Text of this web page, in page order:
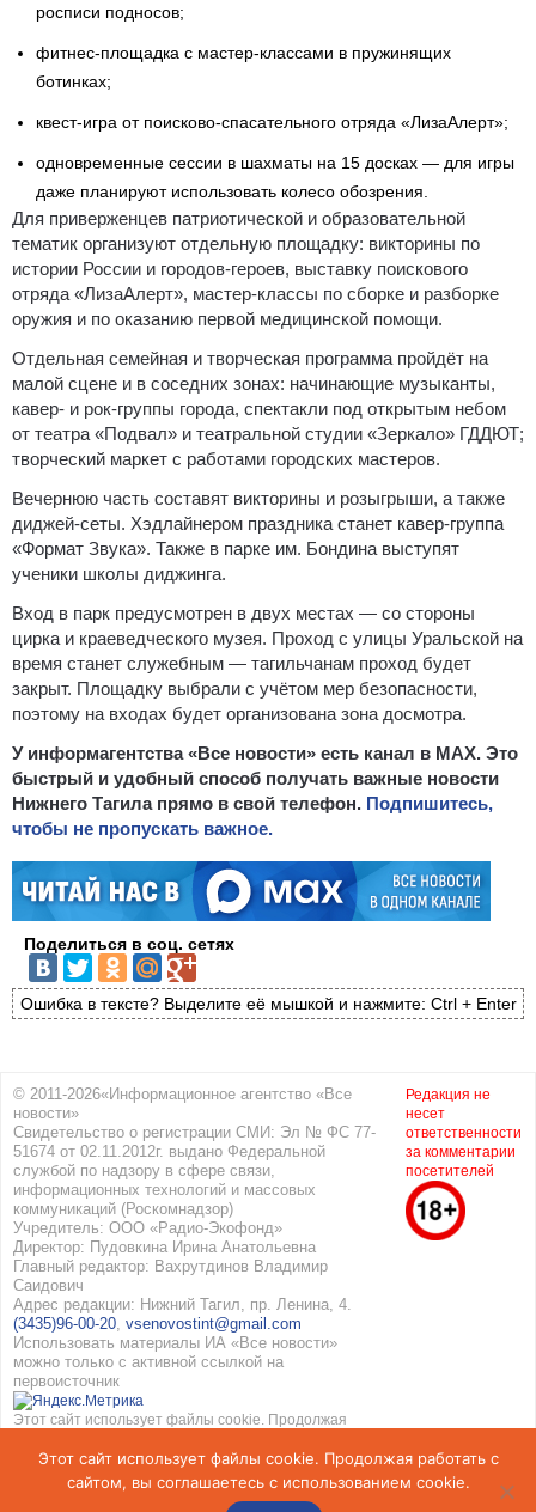
росписи подносов;
фитнес‑площадка с мастер‑классами в пружинящих
ботинках;
квест‑игра от поисково‑спасательного отряда «ЛизаАлерт»;
одновременные сессии в шахматы на 15 досках — для игры
даже планируют использовать колесо обозрения.
Для приверженцев патриотической и образовательной
тематик организуют отдельную площадку: викторины по
истории России и городов‑героев, выставку поискового
отряда «ЛизаАлерт», мастер‑классы по сборке и разборке
оружия и по оказанию первой медицинской помощи.
Отдельная семейная и творческая программа пройдёт на
малой сцене и в соседних зонах: начинающие музыканты,
кавер‑ и рок‑группы города, спектакли под открытым небом
от театра «Подвал» и театральной студии «Зеркало» ГДДЮТ;
творческий маркет с работами городских мастеров.
Вечернюю часть составят викторины и розыгрыши, а также
диджей‑сеты. Хэдлайнером праздника станет кавер‑группа
«Формат Звука». Также в парке им. Бондина выступят
ученики школы диджинга.
Вход в парк предусмотрен в двух местах — со стороны
цирка и краеведческого музея. Проход с улицы Уральской на
время станет служебным — тагильчанам проход будет
закрыт. Площадку выбрали с учётом мер безопасности,
поэтому на входах будет организована зона досмотра.
У информагентства «Все новости» есть канал в MAX. Это
быстрый и удобный способ получать важные новости
Нижнего Тагила прямо в свой телефон. Подпишитесь,
чтобы не пропускать важное.
Поделиться в соц. сетях
Ошибка в тексте? Выделите её мышкой и нажмите: Ctrl + Enter
© 2011-2026«Информационное агентство «Все
новости»
Свидетельство о регистрации СМИ: Эл № ФС 77-
51674 от 02.11.2012г. выдано Федеральной
службой по надзору в сфере связи,
информационных технологий и массовых
коммуникаций (Роскомнадзор)
Учредитель: ООО «Радио-Экофонд»
Директор: Пудовкина Ирина Анатольевна
Главный редактор: Вахрутдинов Владимир
Саидович
Адрес редакции: Нижний Тагил, пр. Ленина, 4.
(3435)96-00-20, vsenovostint@gmail.com
Использовать материалы ИА «Все новости»
можно только с активной ссылкой на
первоисточник
Этот сайт использует файлы cookie. Продолжая
использованием cookie. Подробнее вПолитике
конфиденциальностииСоглашение об обработке
персональных данных
Редакция не
несет
ответственности
за комментарии
посетителей
Этот сайт использует файлы cookie. Продолжая работать с
сайтом, вы соглашаетесь с использованием cookie.